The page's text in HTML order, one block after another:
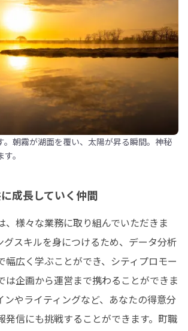
。朝霧が湖面を覆い、太陽が昇る瞬間。神秘
。
成長していく仲間
様々な業務に取り組んでいただきま
グスキルを身につけるため、データ分析
幅広く学ぶことができ、シティプロモー
は企画から運営まで携わることができま
ンやライティングなど、あなたの得意分
発信にも挑戦することができます。町職